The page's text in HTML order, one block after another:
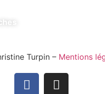
Turpin – Mentions